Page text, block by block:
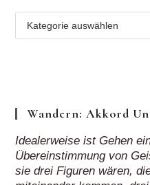
Regionen
Wandern: Akkord
Idealerweise ist Gehen
Übereinstimmung von
sie drei Figuren wären,